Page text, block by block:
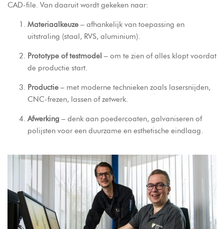
CAD-file. Van daaruit wordt gekeken naar:
Materiaalkeuze – afhankelijk van toepassing en
uitstraling (staal, RVS, aluminium).
Prototype of testmodel – om te zien of alles klopt voordat
de productie start.
Productie – met moderne technieken zoals lasersnijden,
CNC-frezen, lassen of zetwerk.
Afwerking – denk aan poedercoaten, galvaniseren of
polijsten voor een duurzame en esthetische eindlaag.